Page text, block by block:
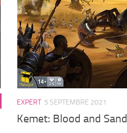
EXPERT 5 SEPTEMBRE 2021
Kemet: Blood and Sand